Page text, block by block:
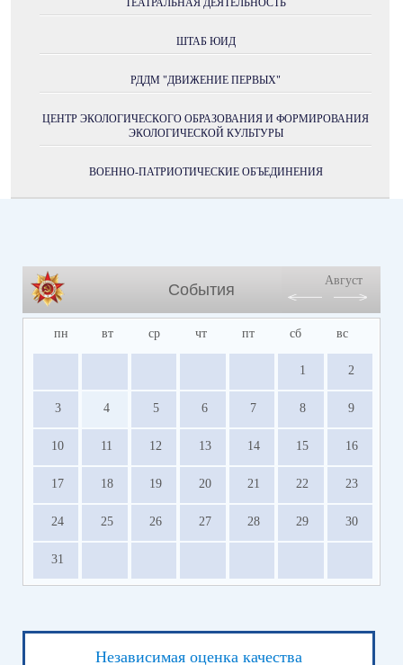
ШТАБ ЮИД
РДДМ "ДВИЖЕНИЕ ПЕРВЫХ"
ЦЕНТР ЭКОЛОГИЧЕСКОГО ОБРАЗОВАНИЯ И ФОРМИРОВАНИЯ
ЭКОЛОГИЧЕСКОЙ КУЛЬТУРЫ
ВОЕННО-ПАТРИОТИЧЕСКИЕ ОБЪЕДИНЕНИЯ
События
Август
пн вт ср чт пт сб вс
1 2
3 4 5 6 7 8 9
10 11 12 13 14 15 16
17 18 19 20 21 22 23
24 25 26 27 28 29 30
31
Независимая оценка качества